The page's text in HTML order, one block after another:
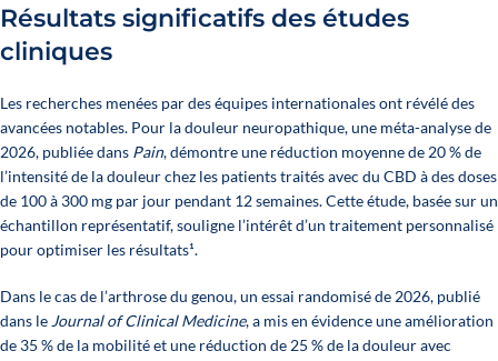
Résultats significatifs des études
cliniques
Les recherches menées par des équipes internationales ont révélé des
avancées notables. Pour la douleur neuropathique, une méta-analyse de
2026, publiée dans Pain, démontre une réduction moyenne de 20 % de
l’intensité de la douleur chez les patients traités avec du CBD à des doses
de 100 à 300 mg par jour pendant 12 semaines. Cette étude, basée sur un
échantillon représentatif, souligne l’intérêt d’un traitement personnalisé
pour optimiser les résultats¹.
Dans le cas de l’arthrose du genou, un essai randomisé de 2026, publié
dans le Journal of Clinical Medicine, a mis en évidence une amélioration
de 35 % de la mobilité et une réduction de 25 % de la douleur avec